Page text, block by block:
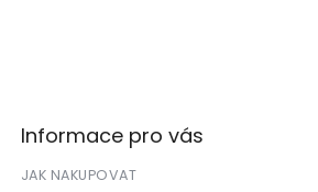
Informace pro vás
JAK NAKUPOVAT